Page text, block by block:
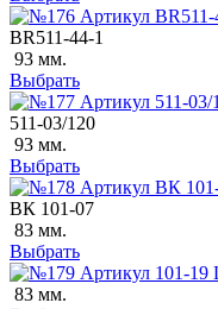
ВR511-44-1
93 мм.
Выбрать
511-03/120
93 мм.
Выбрать
ВК 101-07
83 мм.
Выбрать
83 мм.